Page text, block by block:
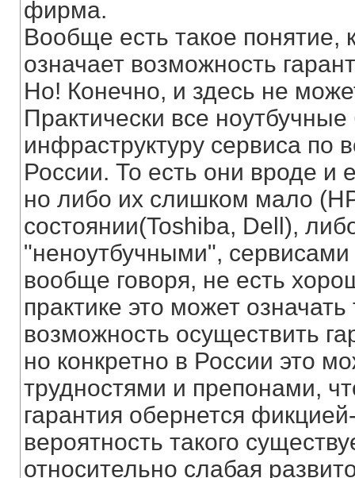
фирма.
Вообще есть такое понятие,
означает возможность
Но! Конечно, и здесь не
Практически все
инфраструктуру сервиса по
России. То есть они вроде и
но либо их слишком мало
состоянии(Toshiba, Dell),
"неноутбучными",
вообще говоря, не есть
практике это может
возможность осуществить
но конкретно в России это
трудностями и препонами,
гарантия обернется
вероятность такого
относительно слабая